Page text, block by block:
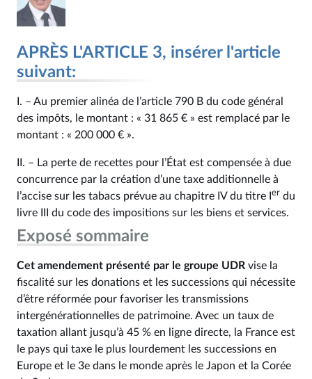
APRÈS L'ARTICLE 3, insérer l'article
suivant:
I. – Au premier alinéa de l’article 790 B du code général
des impôts, le montant : « 31 865 € » est remplacé par le
montant : « 200 000 € ».
II. – La perte de recettes pour l’État est compensée à due
concurrence par la création d’une taxe additionnelle à
l’accise sur les tabacs prévue au chapitre IV du titre I er du
livre III du code des impositions sur les biens et services.
Exposé sommaire
Cet amendement présenté par le groupe UDR vise la
fiscalité sur les donations et les successions qui nécessite
d’être réformée pour favoriser les transmissions
intergénérationnelles de patrimoine. Avec un taux de
taxation allant jusqu’à 45 % en ligne directe, la France est
le pays qui taxe le plus lourdement les successions en
Europe et le 3e dans le monde après le Japon et la Corée